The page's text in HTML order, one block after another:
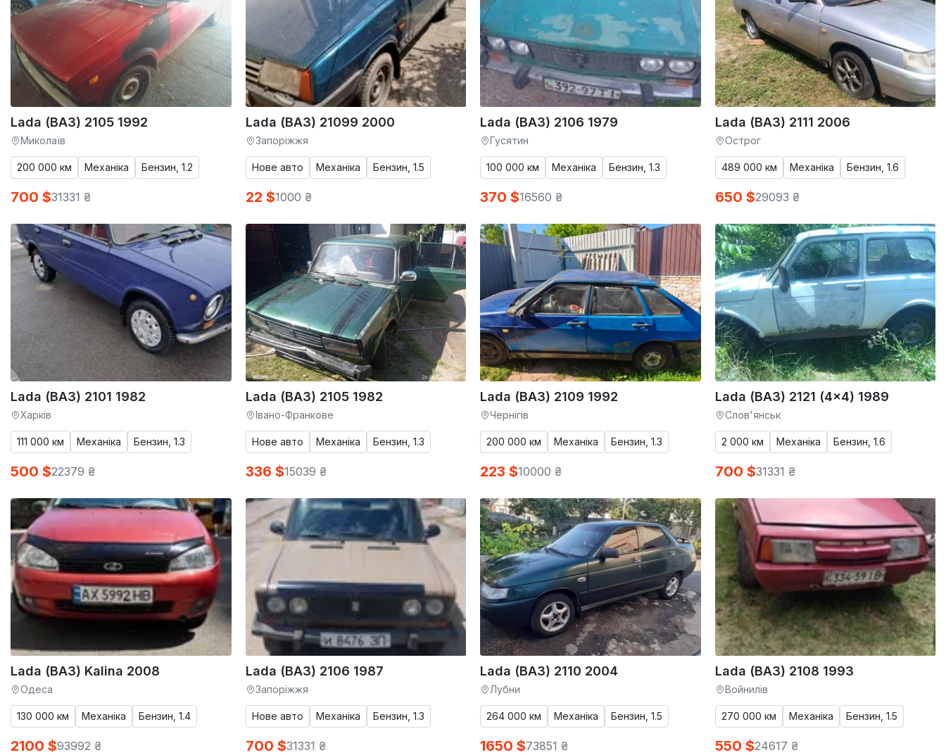
Lada (ВАЗ) 2105 1992
Миколаїв
200 000 км Механіка Бензин, 1.2
700 $31331 ₴
Lada (ВАЗ) 21099 2000
Запоріжжя
Нове авто Механіка Бензин, 1.5
22 $1000 ₴
Lada (ВАЗ) 2106 1979
Гусятин
100 000 км Механіка Бензин, 1.3
370 $16560 ₴
Lada (ВАЗ) 2111 2006
Острог
489 000 км Механіка Бензин, 1.6
650 $29093 ₴
Lada (ВАЗ) 2101 1982
Харків
111 000 км Механіка Бензин, 1.3
500 $22379 ₴
Lada (ВАЗ) 2105 1982
Івано-Франкове
Нове авто Механіка Бензин, 1.3
336 $15039 ₴
Lada (ВАЗ) 2109 1992
Чернігів
200 000 км Механіка Бензин, 1.3
223 $10000 ₴
Lada (ВАЗ) 2121 (4x4) 1989
Слов'янськ
2 000 км Механіка Бензин, 1.6
700 $31331 ₴
Lada (ВАЗ) Kalina 2008
Одеса
130 000 км Механіка Бензин, 1.4
2100 $93992 ₴
Lada (ВАЗ) 2106 1987
Запоріжжя
Нове авто Механіка Бензин, 1.3
700 $31331 ₴
Lada (ВАЗ) 2110 2004
Лубни
264 000 км Механіка Бензин, 1.5
1650 $73851 ₴
Lada (ВАЗ) 2108 1993
Войнилів
270 000 км Механіка Бензин, 1.5
550 $24617 ₴